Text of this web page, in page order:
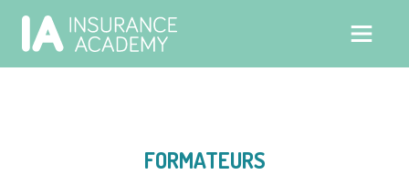
FORMATEURS